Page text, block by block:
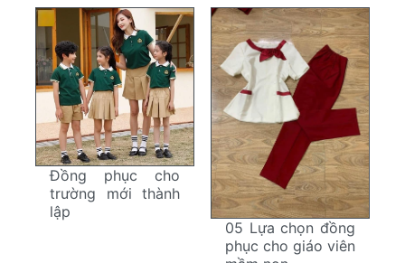
Đồng phục cho
trường mới thành
lập
05 Lựa chọn đồng
phục cho giáo viên